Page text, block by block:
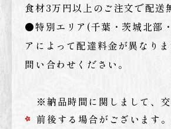
食材3万円以上のご注文で配送
●特別エリア(千葉・茨城北部
アによって配達料金が異なり
問い合わせください。
※納品時間に関しまして、
前後する場合がございます